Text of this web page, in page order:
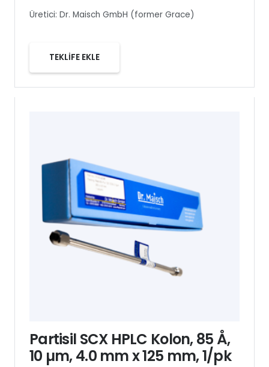
Üretici: Dr. Maisch GmbH (former Grace)
TEKLİFE EKLE
Partisil SCX HPLC Kolon, 85 Å,
10 µm, 4.0 mm x 125 mm, 1/pk